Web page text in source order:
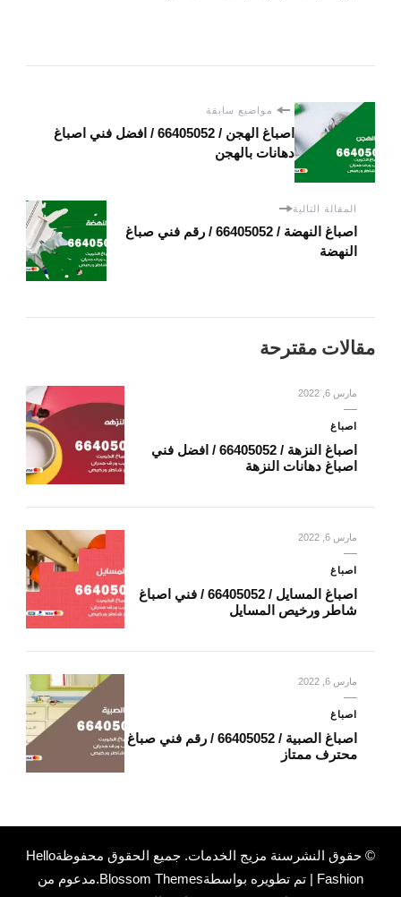
مواضيع سابقة
اصباغ الهجن / 66405052 / افضل فني اصباغ
دهانات بالهجن
المقالة التالية
اصباغ النهضة / 66405052 / رقم فني صباغ
النهضة
مقالات مقترحة
مارس 6, 2022
اصباغ
اصباغ النزهة / 66405052 / افضل فني
اصباغ دهانات النزهة
مارس 6, 2022
اصباغ
اصباغ المسايل / 66405052 / فني اصباغ
شاطر ورخيص المسايل
مارس 6, 2022
اصباغ
اصباغ الصبية / 66405052 / رقم فني صباغ
محترف ممتاز
© حقوق النشرسنة مزيج الخدمات. جميع الحقوق محفوظةHello
Fashion | تم تطويره بواسطة
Blossom Themes.مدعوم من